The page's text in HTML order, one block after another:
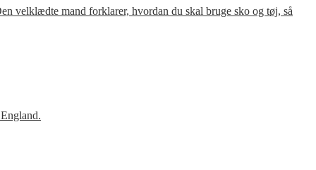
velklædte mand forklarer, hvordan du skal bruge sko og tøj, så